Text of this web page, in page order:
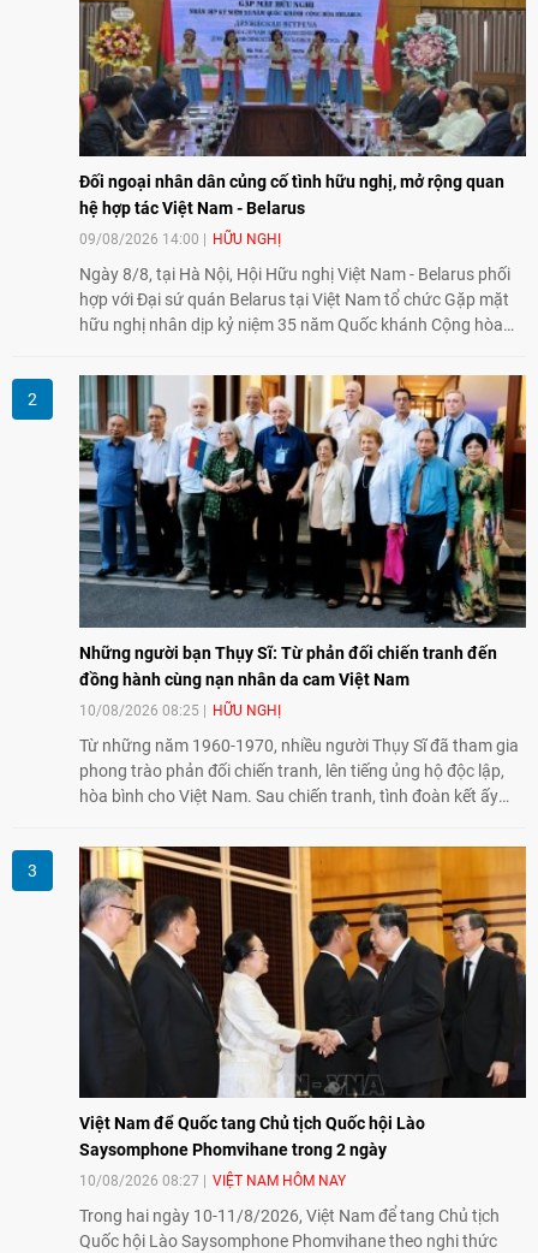
Đối ngoại nhân dân củng cố tình hữu nghị, mở rộng quan
hệ hợp tác Việt Nam - Belarus
09/08/2026 14:00 HỮU NGHỊ
Ngày 8/8, tại Hà Nội, Hội Hữu nghị Việt Nam - Belarus phối
hợp với Đại sứ quán Belarus tại Việt Nam tổ chức Gặp mặt
hữu nghị nhân dịp kỷ niệm 35 năm Quốc khánh Cộng hòa
nhân dân trong củng cố tình hữu nghị, mở rộng hợp tác thiết
thực và làm sâu sắc quan hệ Đối tác chiến lược Việt Nam -
Belarus.
Những người bạn Thụy Sĩ: Từ phản đối chiến tranh đến
đồng hành cùng nạn nhân da cam Việt Nam
10/08/2026 08:25 HỮU NGHỊ
Từ những năm 1960-1970, nhiều người Thụy Sĩ đã tham gia
phong trào phản đối chiến tranh, lên tiếng ủng hộ độc lập,
hòa bình cho Việt Nam. Sau chiến tranh, tình đoàn kết ấy
đồng hành với những người còn chịu hậu quả chiến tranh,
trong đó có các nạn nhân chất độc da cam/dioxin.
Việt Nam để Quốc tang Chủ tịch Quốc hội Lào
Saysomphone Phomvihane trong 2 ngày
10/08/2026 08:27 VIỆT NAM HÔM NAY
Trong hai ngày 10-11/8/2026, Việt Nam để tang Chủ tịch
Quốc hội Lào Saysomphone Phomvihane theo nghi thức